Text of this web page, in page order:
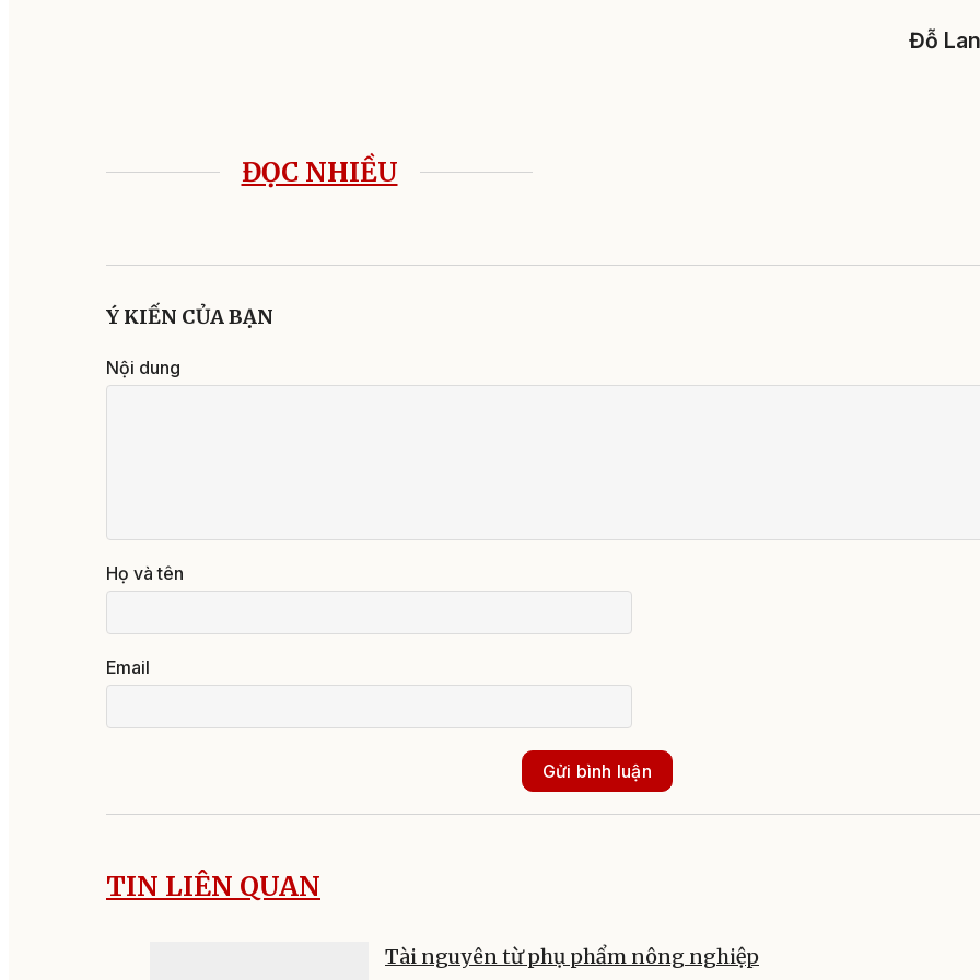
Đỗ Lan
ĐỌC NHIỀU
Ý KIẾN CỦA BẠN
Nội dung
Họ và tên
Email
Gửi bình luận
TIN LIÊN QUAN
Tài nguyên từ phụ phẩm nông nghiệp